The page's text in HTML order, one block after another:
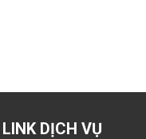
LINK DỊCH VỤ